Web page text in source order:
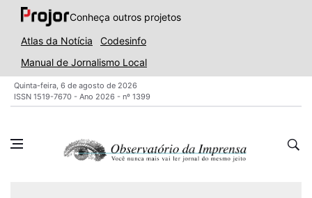
Conheça outros projetos
Atlas da Notícia
Codesinfo
Manual de Jornalismo Local
Quinta-feira, 6 de agosto de 2026
ISSN 1519-7670 - Ano 2026 - nº 1399